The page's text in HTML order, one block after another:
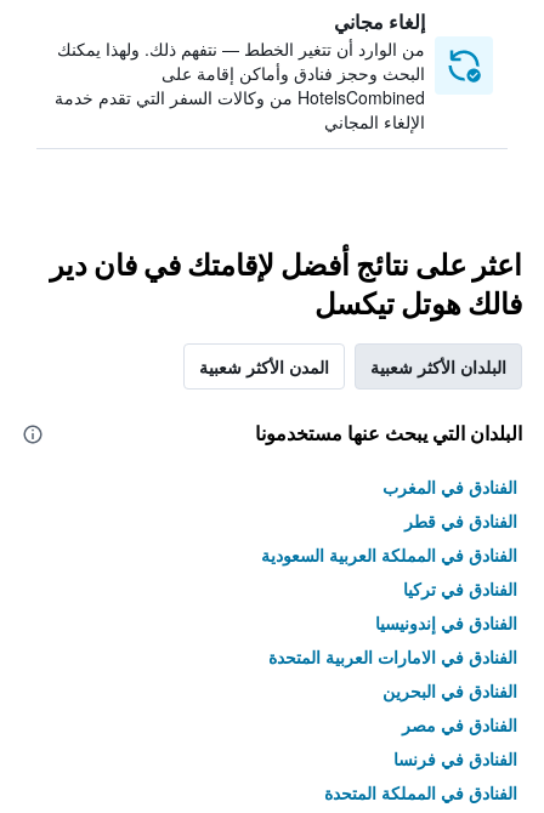
إلغاء مجاني
من الوارد أن تتغير الخطط — نتفهم ذلك. ولهذا يمكنك
البحث وحجز فنادق وأماكن إقامة على
HotelsCombined من وكالات السفر التي تقدم خدمة
الإلغاء المجاني
اعثر على نتائج أفضل لإقامتك في فان دير
فالك هوتل تيكسل
البلدان الأكثر شعبية المدن الأكثر شعبية
البلدان التي يبحث عنها مستخدمونا
الفنادق في المغرب
الفنادق في قطر
الفنادق في المملكة العربية السعودية
الفنادق في تركيا
الفنادق في إندونيسيا
الفنادق في الامارات العربية المتحدة
الفنادق في البحرين
الفنادق في مصر
الفنادق في فرنسا
الفنادق في المملكة المتحدة